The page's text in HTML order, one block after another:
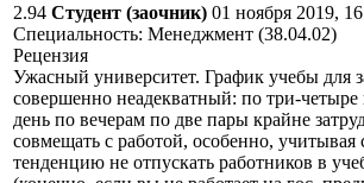
2.94 Студент (заочник) 01 ноября 2019,
Специальность: Менеджмент (38.04.02)
Рецензия
Ужасный университет. График учебы для
совершенно неадекватный: по три-
день по вечерам по две пары крайне
совмещать с работой, особенно,
тенденцию не отпускать работников в